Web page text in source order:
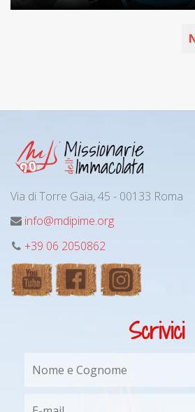
Via di Torre Gaia, 45 - 00133 Roma
info@mdipime.org
+39 06 2050862
Scrivici